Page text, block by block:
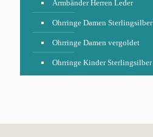
Armbänder Herren Leder
Ohrringe Damen Sterlingsilber
Ohrringe Damen vergoldet
Ohrringe Kinder Sterlingsilber